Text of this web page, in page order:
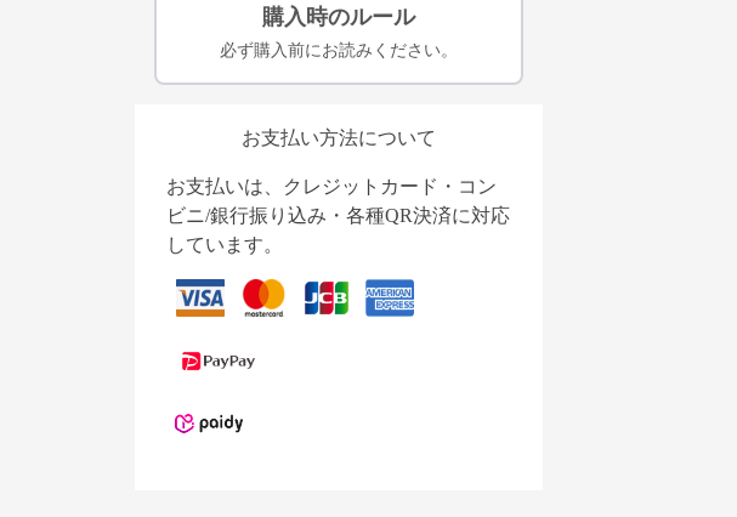
購入時のルール
必ず購入前にお読みください。
お支払い方法について
お支払いは、クレジットカード・コン
ビニ/銀行振り込み・各種QR決済に対応
しています。